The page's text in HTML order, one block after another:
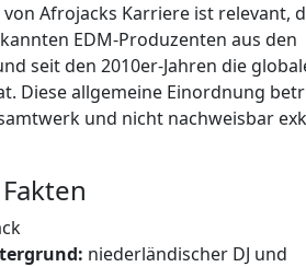
Afrojacks Karriere ist relevant,
EDM-Produzenten aus den
seit den 2010er-Jahren die
Diese allgemeine Einordnung
und nicht nachweisbar
niederländischer DJ und